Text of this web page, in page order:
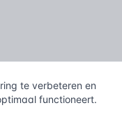
te verbeteren en
functioneert.